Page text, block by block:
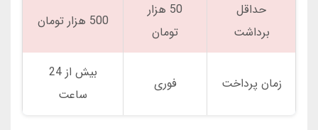
حداقل
برداشت
50 هزار
تومان
500 هزار تومان
زمان پرداخت فوری
بیش از 24
ساعت